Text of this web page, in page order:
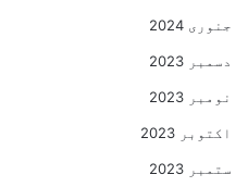
جنوری 2024
دسمبر 2023
نومبر 2023
اکتوبر 2023
ستمبر 2023